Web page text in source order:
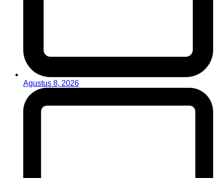
Agustus 8, 2026